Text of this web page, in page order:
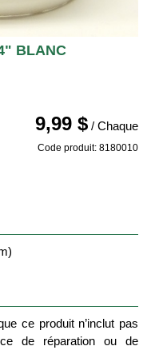
BLANC
9,99 $ / Chaque
Code produit: 8180010
ce produit n’inclut pas
de réparation ou de